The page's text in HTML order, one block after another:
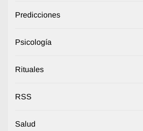
Predicciones
Psicología
Rituales
RSS
Salud